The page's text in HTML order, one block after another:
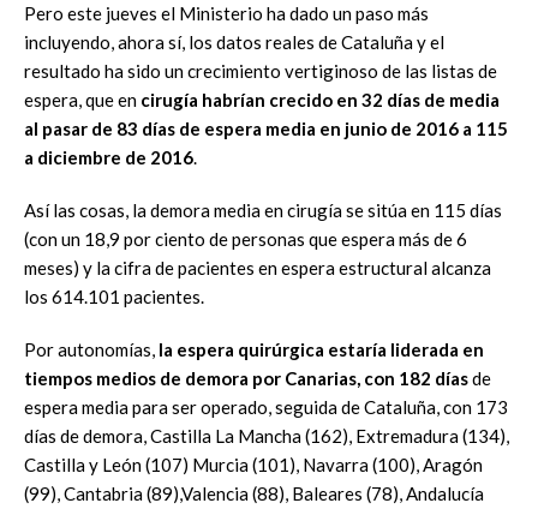
Pero este jueves el Ministerio ha dado un paso más
incluyendo, ahora sí, los datos reales de Cataluña y el
resultado ha sido un crecimiento vertiginoso de las listas de
espera, que en cirugía habrían crecido en 32 días de media
al pasar de 83 días de espera media en junio de 2016 a 115
a diciembre de 2016.
Así las cosas, la demora media en cirugía se sitúa en 115 días
(con un 18,9 por ciento de personas que espera más de 6
meses) y la cifra de pacientes en espera estructural alcanza
los 614.101 pacientes.
Por autonomías, la espera quirúrgica estaría liderada en
tiempos medios de demora por Canarias, con 182 díasde
espera media para ser operado, seguida de Cataluña, con 173
días de demora, Castilla La Mancha (162), Extremadura (134),
Castilla y León (107) Murcia (101), Navarra (100), Aragón
(99), Cantabria (89),Valencia (88), Baleares (78), Andalucía